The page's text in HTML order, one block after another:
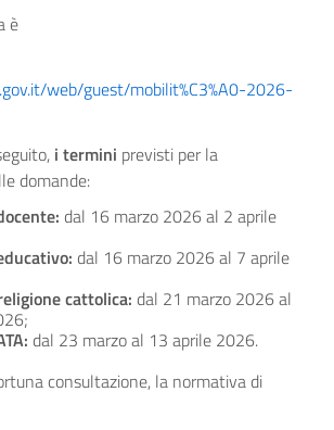
è
web/guest/mobilit%C3%A0-2026-
i termini previsti per la
domande:
dal 16 marzo 2026 al 2 aprile
dal 16 marzo 2026 al 7 aprile
cattolica: dal 21 marzo 2026 al
dal 23 marzo al 13 aprile 2026.
consultazione, la normativa di